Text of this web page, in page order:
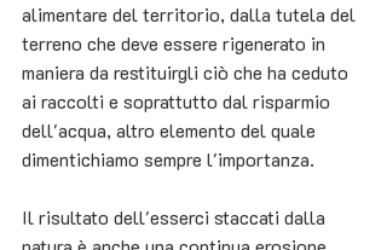
alimentare del territorio, dalla tutela del
terreno che deve essere rigenerato in
maniera da restituirgli ciò che ha ceduto
ai raccolti e soprattutto dal risparmio
dell'acqua, altro elemento del quale
dimentichiamo sempre l'importanza.
Il risultato dell'esserci staccati dalla